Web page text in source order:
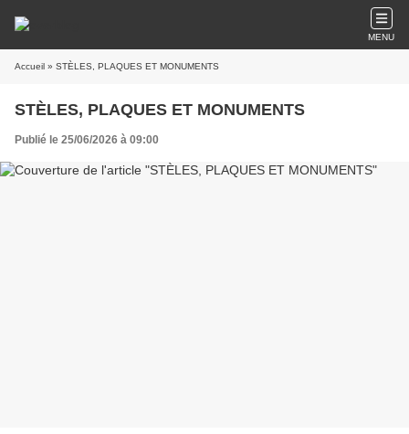
MENU
Accueil » STÈLES, PLAQUES ET MONUMENTS
STÈLES, PLAQUES ET MONUMENTS
Publié le 25/06/2026 à 09:00